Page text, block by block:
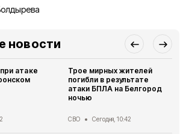
новости
атаке
Трое мирных жителей
погибли в результате
атаки БПЛА на Белгород
ночью
СВО Сегодня, 10:42